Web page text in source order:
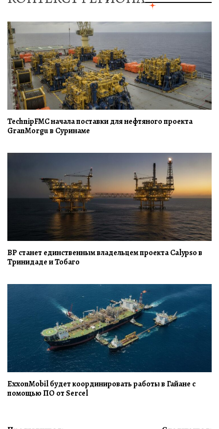
TechnipFMC начала поставки для нефтяного проекта
GranMorgu в Суринаме
BP станет единственным владельцем проекта Calypso в
Тринидаде и Тобаго
ExxonMobil будет координировать работы в Гайане с
помощью ПО от Sercel